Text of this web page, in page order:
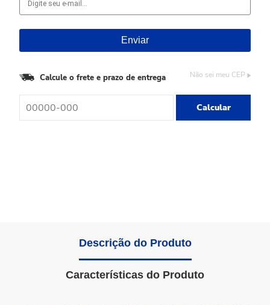
Calcule o frete e prazo de entrega Não sei meu CEP
Calcular
Descrição do Produto
Características do Produto